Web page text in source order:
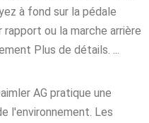
à fond sur la pédale
rapport ou la marche arrière
Plus de détails. ...
AG pratique une
l'environnement. Les